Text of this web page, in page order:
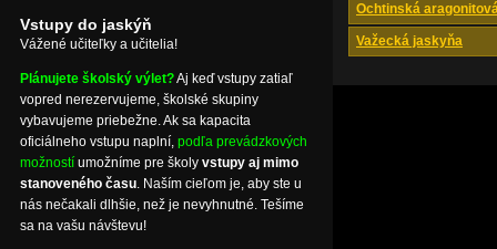
Ochtinská
Važecká jaskyňa
Vstupy do jaskýň
Vážené učiteľky a učitelia!
Plánujete školský výlet?Aj keď vstupy zatiaľ
vopred nerezervujeme, školské skupiny
vybavujeme priebežne. Ak sa kapacita
oficiálneho vstupu naplní, podľa prevádzkových
možností umožníme pre školy vstupy aj mimo
stanoveného času. Naším cieľom je, aby ste u
nás nečakali dlhšie, než je nevyhnutné. Tešíme
sa na vašu návštevu!